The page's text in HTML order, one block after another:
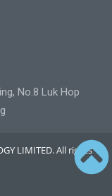
No.8 Luk Hop
LIMITED. All rights